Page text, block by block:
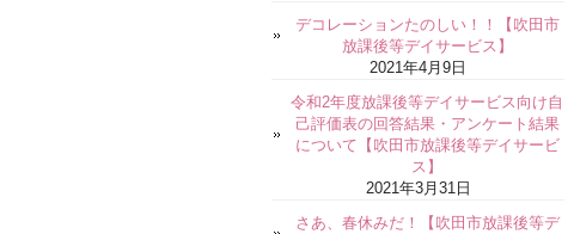
デコレーションたのしい！！【吹田市
放課後等デイサービス】
2021年4月9日
令和2年度放課後等デイサービス向け自
己評価表の回答結果・アンケート結果
について【吹田市放課後等デイサービ
ス】
2021年3月31日
さあ、春休みだ！【吹田市放課後等デ